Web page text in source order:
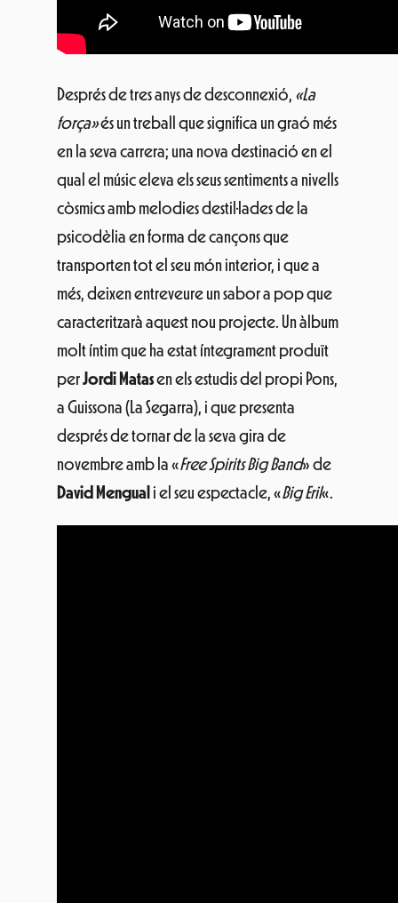
Després de tres anys de desconnexió, «La
força»és un treball que significa un graó més
en la seva carrera; una nova destinació en el
qual el músic eleva els seus sentiments a nivells
còsmics amb melodies destil·lades de la
psicodèlia en forma de cançons que
transporten tot el seu món interior, i que a
més, deixen entreveure un sabor a pop que
caracteritzarà aquest nou projecte. Un àlbum
molt íntim que ha estat íntegrament produït
perJordi Matasen els estudis del propi Pons,
a Guissona (La Segarra), i que presenta
després de tornar de la seva gira de
novembre amb la «Free Spirits Big Band» de
David Mengual i el seu espectacle, «Big Eril«.